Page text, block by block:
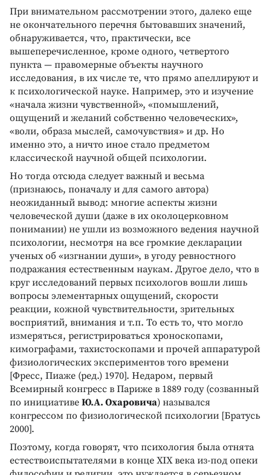
При внимательном рассмотрении этого, далеко еще
не окончательного перечня бытовавших значений,
обнаруживается, что, практически, все
вышеперечисленное, кроме одного, четвертого
пункта — правомерные объекты научного
исследования, в их числе те, что прямо апеллируют и
к психологической науке. Например, это и изучение
«начала жизни чувственной», «помышлений,
ощущений и желаний собственно человеческих»,
«воли, образа мыслей, самочувствия» и др. Но
именно это, а ничто иное стало предметом
классической научной общей психологии.
Но тогда отсюда следует важный и весьма
(признаюсь, поначалу и для самого автора)
неожиданный вывод: многие аспекты жизни
человеческой души (даже в их околоцерковном
понимании) не ушли из возможного ведения научной
психологии, несмотря на все громкие декларации
ученых об «изгнании души», в угоду ревностного
подражания естественным наукам. Другое дело, что в
круг исследований первых психологов вошли лишь
вопросы элементарных ощущений, скорости
реакции, кожной чувствительности, зрительных
восприятий, внимания и т.п. То есть то, что могло
измеряться, регистрироваться хроноскопами,
кимографами, тахистоскопами и прочей аппаратурой
физиологических экспериментов того времени
[Фресс, Пиаже (ред.) 1970]. Недаром, первый
Всемирный конгресс в Париже в 1889 году (созванный
по инициативе Ю.А. Охаровича) назывался
конгрессом по физиологической психологии [Братусь
2000].
Поэтому, когда говорят, что психология была отнята
естествоиспытателями в конце XIX века из-под опеки